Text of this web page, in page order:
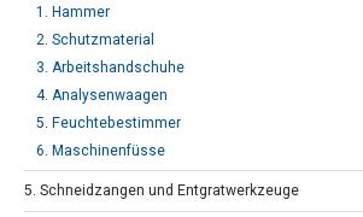
1. Hammer
2. Schutzmaterial
3. Arbeitshandschuhe
4. Analysenwaagen
5. Feuchtebestimmer
6. Maschinenfüsse
5. Schneidzangen und Entgratwerkzeuge